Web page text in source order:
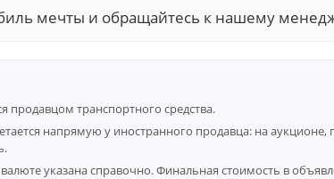
мечты и обращайтесь к нашему
продавцом транспортного средства.
напрямую у иностранного продавца: на аукционе,
указана справочно. Финальная стоимость в